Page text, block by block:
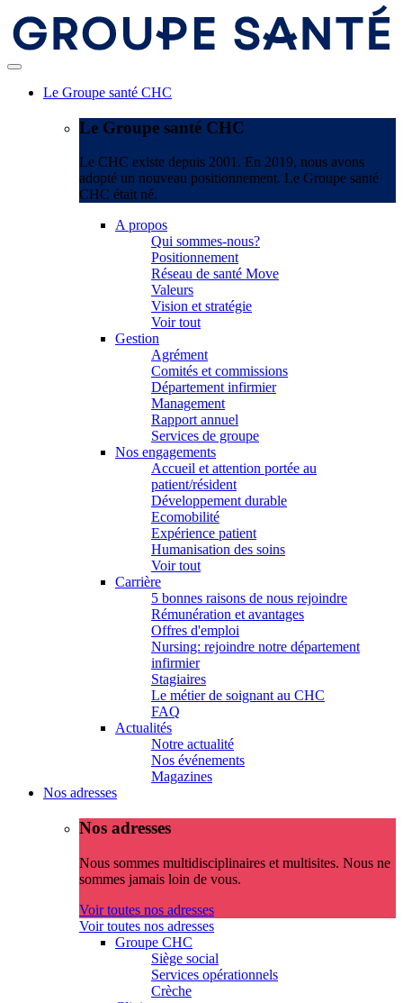
Le Groupe santé CHC
Le Groupe santé CHC
Le CHC existe depuis 2001. En 2019, nous avons
adopté un nouveau positionnement. Le Groupe santé
CHC était né.
A propos
Qui sommes-nous?
Positionnement
Réseau de santé Move
Valeurs
Vision et stratégie
Voir tout
Gestion
Agrément
Comités et commissions
Département infirmier
Management
Rapport annuel
Services de groupe
Nos engagements
Accueil et attention portée au
patient/résident
Développement durable
Ecomobilité
Expérience patient
Humanisation des soins
Voir tout
Carrière
5 bonnes raisons de nous rejoindre
Rémunération et avantages
Offres d'emploi
Nursing: rejoindre notre département
infirmier
Stagiaires
Le métier de soignant au CHC
FAQ
Actualités
Notre actualité
Nos événements
Magazines
Nos adresses
Nos adresses
Nous sommes multidisciplinaires et multisites. Nous ne
sommes jamais loin de vous.
Voir toutes nos adresses
Voir toutes nos adresses
Groupe CHC
Siège social
Services opérationnels
Crèche